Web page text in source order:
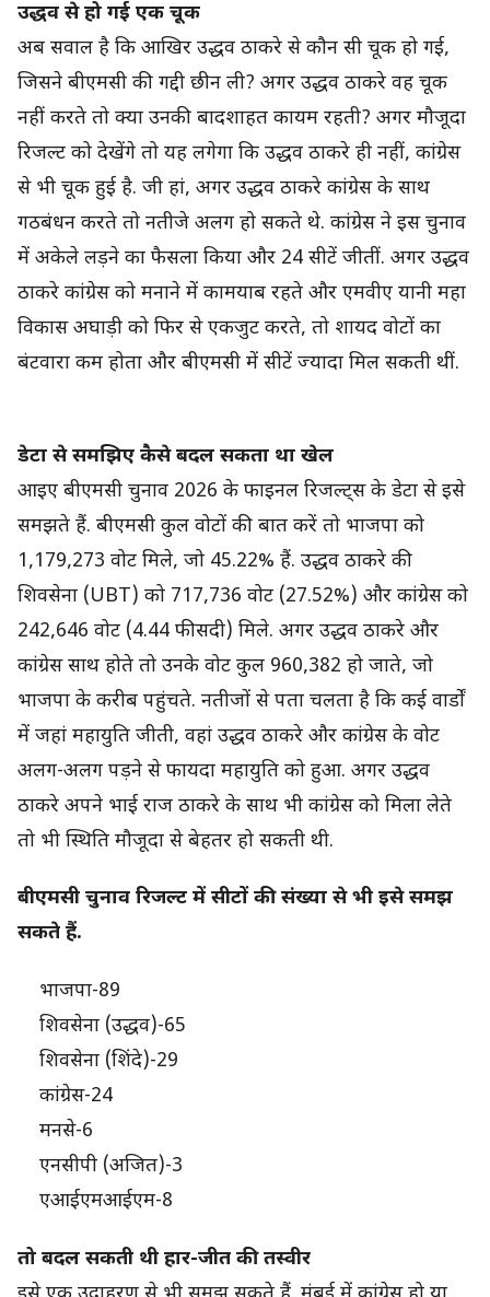
उद्धव से हो गई एक चूक
अब सवाल है कि आखिर उद्धव ठाकरे से कौन सी चूक हो गई,
जिसने बीएमसी की गद्दी छीन ली? अगर उद्धव ठाकरे वह चूक
नहीं करते तो क्या उनकी बादशाहत कायम रहती? अगर मौजूदा
रिजल्ट को देखेंगे तो यह लगेगा कि उद्धव ठाकरे ही नहीं, कांग्रेस
से भी चूक हुई है. जी हां, अगर उद्धव ठाकरे कांग्रेस के साथ
गठबंधन करते तो नतीजे अलग हो सकते थे. कांग्रेस ने इस चुनाव
में अकेले लड़ने का फैसला किया और 24 सीटें जीतीं. अगर उद्धव
ठाकरे कांग्रेस को मनाने में कामयाब रहते और एमवीए यानी महा
विकास अघाड़ी को फिर से एकजुट करते, तो शायद वोटों का
बंटवारा कम होता और बीएमसी में सीटें ज्यादा मिल सकती थीं.
डेटा से समझिए कैसे बदल सकता था खेल
आइए बीएमसी चुनाव 2026 के फाइनल रिजल्ट्स के डेटा से इसे
समझते हैं. बीएमसी कुल वोटों की बात करें तो भाजपा को
1,179,273 वोट मिले, जो 45.22% हैं. उद्धव ठाकरे की
शिवसेना (UBT) को 717,736 वोट (27.52%) और कांग्रेस को
242,646 वोट (4.44 फीसदी) मिले. अगर उद्धव ठाकरे और
कांग्रेस साथ होते तो उनके वोट कुल 960,382 हो जाते, जो
भाजपा के करीब पहुंचते. नतीजों से पता चलता है कि कई वार्डों
में जहां महायुति जीती, वहां उद्धव ठाकरे और कांग्रेस के वोट
अलग-अलग पड़ने से फायदा महायुति को हुआ. अगर उद्धव
ठाकरे अपने भाई राज ठाकरे के साथ भी कांग्रेस को मिला लेते
तो भी स्थिति मौजूदा से बेहतर हो सकती थी.
बीएमसी चुनाव रिजल्ट में सीटों की संख्या से भी इसे समझ
सकते हैं.
भाजपा-89
शिवसेना (उद्धव)-65
शिवसेना (शिंदे)-29
कांग्रेस-24
मनसे-6
एनसीपी (अजित)-3
एआईएमआईएम-8
तो बदल सकती थी हार-जीत की तस्वीर